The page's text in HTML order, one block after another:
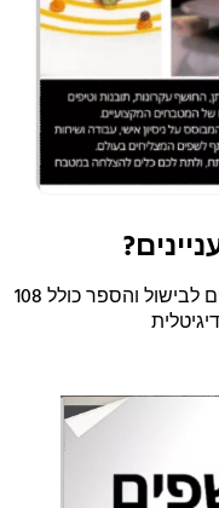
הנה התוכן עניינים של ספר סודות השפים לבישול והספר כולל 108